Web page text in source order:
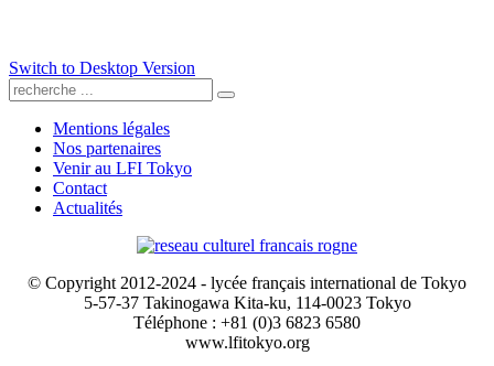
Switch to Desktop Version
Mentions légales
Nos partenaires
Venir au LFI Tokyo
Contact
Actualités
© Copyright 2012-2024 - lycée français international de Tokyo
5-57-37 Takinogawa Kita-ku, 114-0023 Tokyo
Téléphone : +81 (0)3 6823 6580
www.lfitokyo.org